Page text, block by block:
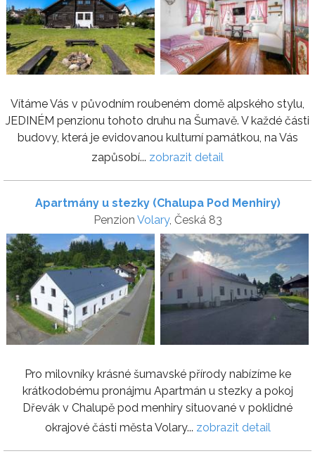
Vítáme Vás v původním roubeném domě alpského stylu,
JEDINÉM penzionu tohoto druhu na Šumavě. V každé části
budovy, která je evidovanou kulturní památkou, na Vás
zapůsobí... zobrazit detail
Apartmány u stezky (Chalupa Pod Menhiry)
Penzion Volary, Česká 83
Pro milovníky krásné šumavské přírody nabízíme ke
krátkodobému pronájmu Apartmán u stezky a pokoj
Dřevák v Chalupě pod menhiry situované v poklidné
okrajové části města Volary... zobrazit detail